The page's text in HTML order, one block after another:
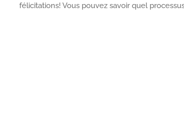
félicitations! Vous pouvez savoir quel